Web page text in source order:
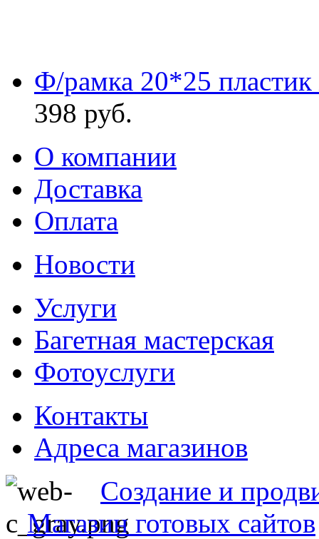
Ф/рамка 20*25
398 руб.
О компании
Доставка
Оплата
Новости
Услуги
Багетная мастерская
Фотоуслуги
Контакты
Адреса магазинов
Создание и
Магазин готовых сайтов